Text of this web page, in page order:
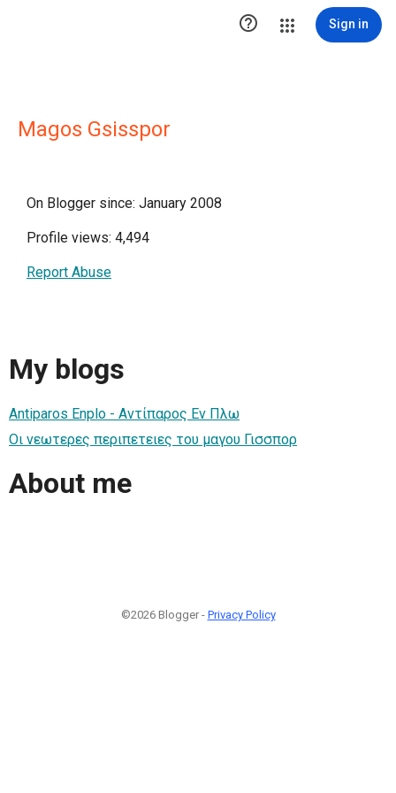
 Sign in
Magos Gsisspor
On Blogger since: January 2008
Profile views: 4,494
Report Abuse
My blogs
Antiparos Enplo - Αντίπαρος Εν Πλω
Οι νεωτερες περιπετειες του μαγου Γισσπορ
About me
©2026 Blogger - Privacy Policy